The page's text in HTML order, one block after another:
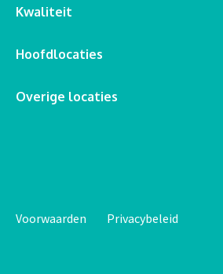
Kwaliteit
Hoofdlocaties
Overige locaties
Voorwaarden Privacybeleid